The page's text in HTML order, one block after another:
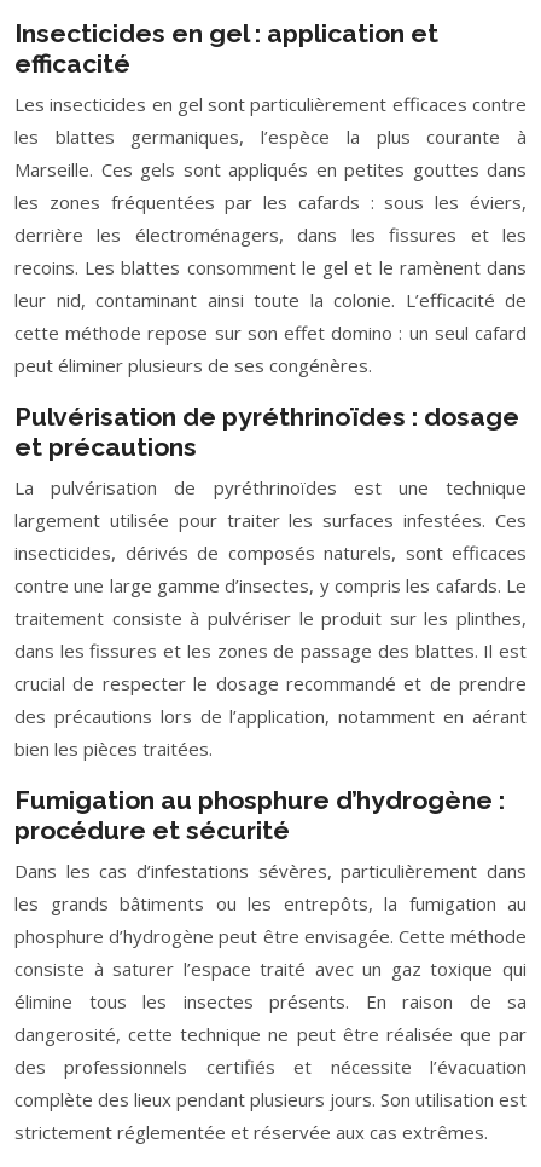
Insecticides en gel : application et
efficacité
Les insecticides en gel sont particulièrement efficaces contre
les blattes germaniques, l’espèce la plus courante à
Marseille. Ces gels sont appliqués en petites gouttes dans
les zones fréquentées par les cafards : sous les éviers,
derrière les électroménagers, dans les fissures et les
recoins. Les blattes consomment le gel et le ramènent dans
leur nid, contaminant ainsi toute la colonie. L’efficacité de
cette méthode repose sur son effet domino : un seul cafard
peut éliminer plusieurs de ses congénères.
Pulvérisation de pyréthrinoïdes : dosage
et précautions
La pulvérisation de pyréthrinoïdes est une technique
largement utilisée pour traiter les surfaces infestées. Ces
insecticides, dérivés de composés naturels, sont efficaces
contre une large gamme d’insectes, y compris les cafards. Le
traitement consiste à pulvériser le produit sur les plinthes,
dans les fissures et les zones de passage des blattes. Il est
crucial de respecter le dosage recommandé et de prendre
des précautions lors de l’application, notamment en aérant
bien les pièces traitées.
Fumigation au phosphure d’hydrogène :
procédure et sécurité
Dans les cas d’infestations sévères, particulièrement dans
les grands bâtiments ou les entrepôts, la fumigation au
phosphure d’hydrogène peut être envisagée. Cette méthode
consiste à saturer l’espace traité avec un gaz toxique qui
élimine tous les insectes présents. En raison de sa
dangerosité, cette technique ne peut être réalisée que par
des professionnels certifiés et nécessite l’évacuation
complète des lieux pendant plusieurs jours. Son utilisation est
strictement réglementée et réservée aux cas extrêmes.